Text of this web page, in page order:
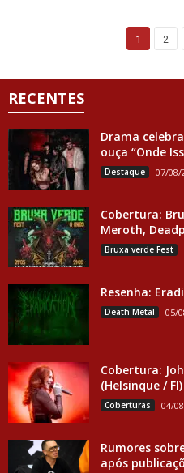
1 2
RECENTES
Drama
ouça “Onde
Destaque 07/08/
Cobertura:
Meroth,
Bruxa verde Fest
Resenha:
Death Metal 05/
Cobertura:
(Helsinque /
Coberturas 04/
Rumores
após